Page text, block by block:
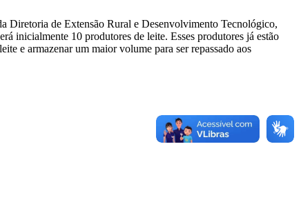
Diretoria de Extensão Rural e Desenvolvimento Tecnológico,
inicialmente 10 produtores de leite. Esses produtores já estão
e armazenar um maior volume para ser repassado aos